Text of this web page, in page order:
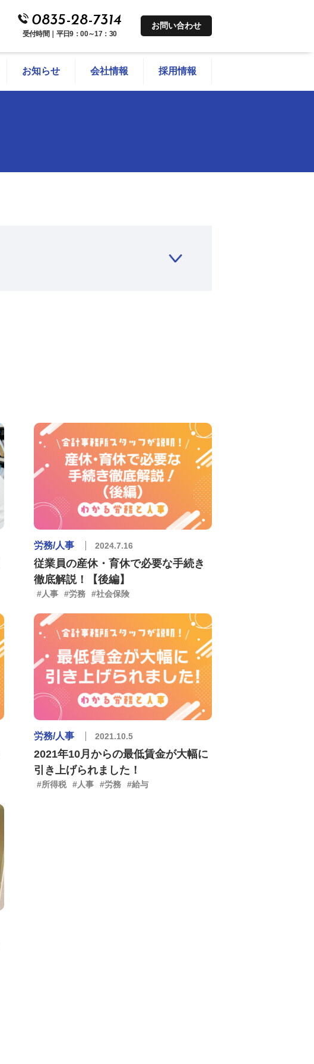
0835-28-7314
受付時間｜平日9：00～17：30
お問い合わせ
お知らせ 会社情報 採用情報
労務/人事 2024.7.16
従業員の産休・育休で必要な手続き
徹底解説！【後編】
#人事 #労務 #社会保険
労務/人事 2021.10.5
2021年10月からの最低賃金が大幅に
引き上げられました！
#所得税 #人事 #労務 #給与